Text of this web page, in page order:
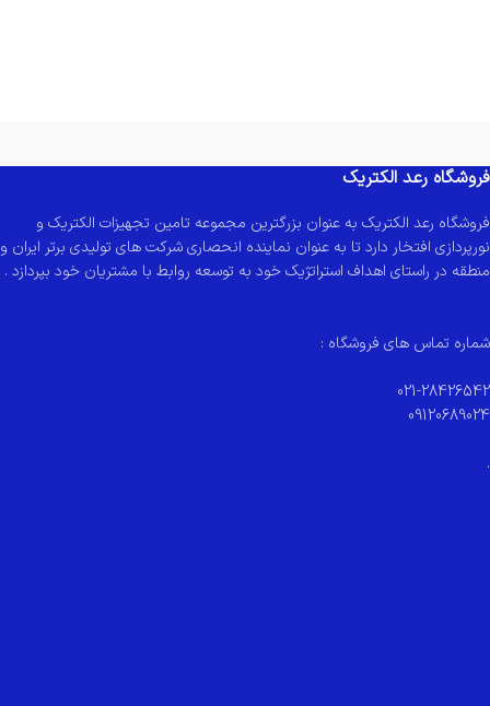
فروشگاه رعد الکتریک
فروشگاه رعد الکتریک به عنوان بزرگترین مجموعه تامین تجهیزات الکتریک و
نورپردازی افتخار دارد تا به عنوان نماینده انحصاری شرکت های تولیدی برتر ایران و
منطقه در راستای اهداف استراتژیک خود به توسعه روابط با مشتریان خود بپردازد .
شماره تماس های فروشگاه :
021-28426542
09120689024
.